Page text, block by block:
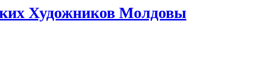
Художников Молдовы